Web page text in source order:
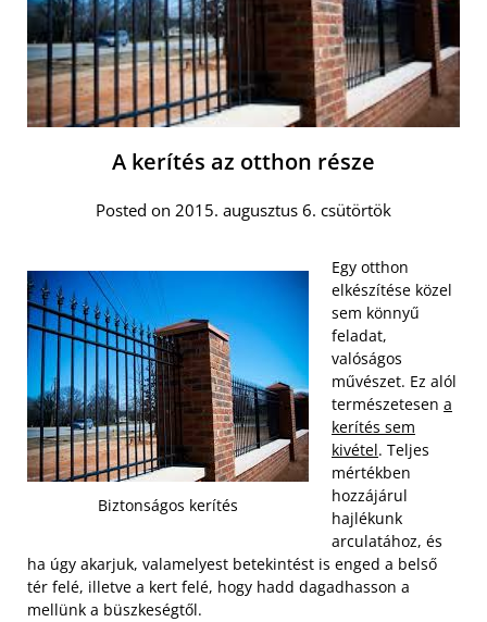
A kerítés az otthon része
Posted on 2015. augusztus 6. csütörtök
Biztonságos kerítés
Egy otthon
elkészítése közel
sem könnyű
feladat,
valóságos
művészet. Ez alól
természetesen a
kerítés sem
kivétel. Teljes
mértékben
hozzájárul
hajlékunk
arculatához, és
ha úgy akarjuk, valamelyest betekintést is enged a belső
tér felé, illetve a kert felé, hogy hadd dagadhasson a
mellünk a büszkeségtől.